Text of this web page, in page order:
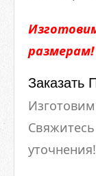
размерам!
Заказать
уточнения!